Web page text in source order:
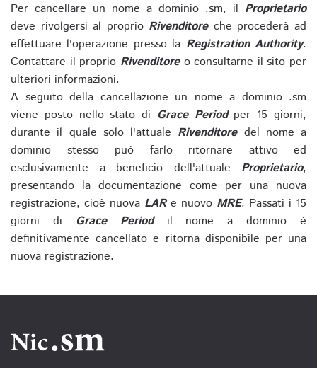
Per cancellare un nome a dominio .sm, il Proprietario
deve rivolgersi al proprio Rivenditoreche procederà ad
effettuare l'operazione presso la Registration Authority.
Contattare il proprio Rivenditoreo consultarne il sito per
ulteriori informazioni.
A seguito della cancellazione un nome a dominio .sm
viene posto nello stato di Grace Periodper 15 giorni,
durante il quale solo l'attuale Rivenditoredel nome a
dominio stesso può farlo ritornare attivo ed
esclusivamente a beneficio dell'attuale Proprietario,
presentando la documentazione come per una nuova
registrazione, cioè nuova LARe nuovo MRE. Passati i 15
giorni di Grace Periodil nome a dominio è
definitivamente cancellato e ritorna disponibile per una
nuova registrazione.